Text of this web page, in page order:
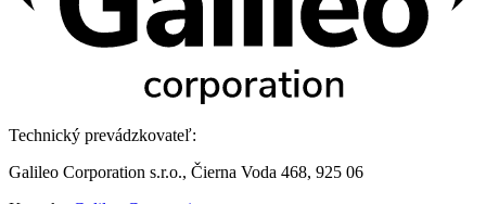
Technický prevádzkovateľ:
Galileo Corporation s.r.o., Čierna Voda 468, 925 06